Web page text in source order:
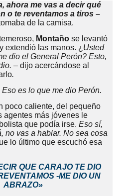
ahora me vas a decir qué
o te reventamos a tiros –
de la camisa.
Montaño se levantó
extendió las manos. ¿ Usted
dio el General Perón? Esto,
– dijo acercándose al
.
es lo que me dio Perón.
poco caliente, del pequeño
agentes más jóvenes le
que podía irse. Eso sí,
no vas a hablar. No sea cosa
lo último que escuchó esa
QUE CARAJO TE DIO
-ME DIO UN
ABRAZO»